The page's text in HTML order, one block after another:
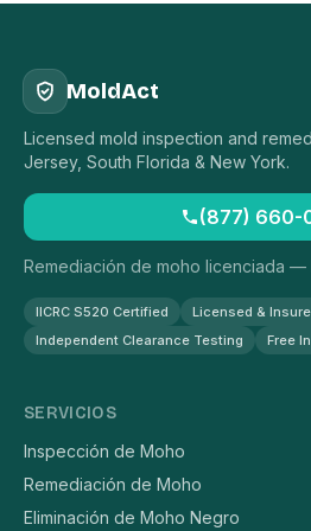
MoldAct
Licensed mold inspection and
Jersey, South Florida & New York.
(877) 660-
Remediación de moho licenciada —
IICRC S520 Certified
Licensed &
Independent Clearance Testing
Free
SERVICIOS
Inspección de Moho
Remediación de Moho
Eliminación de Moho Negro